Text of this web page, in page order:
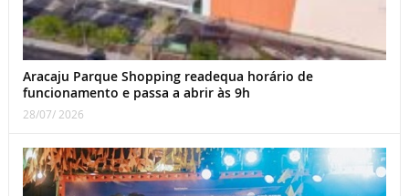
Aracaju Parque Shopping readequa horário de
funcionamento e passa a abrir às 9h
28/07/ 2026